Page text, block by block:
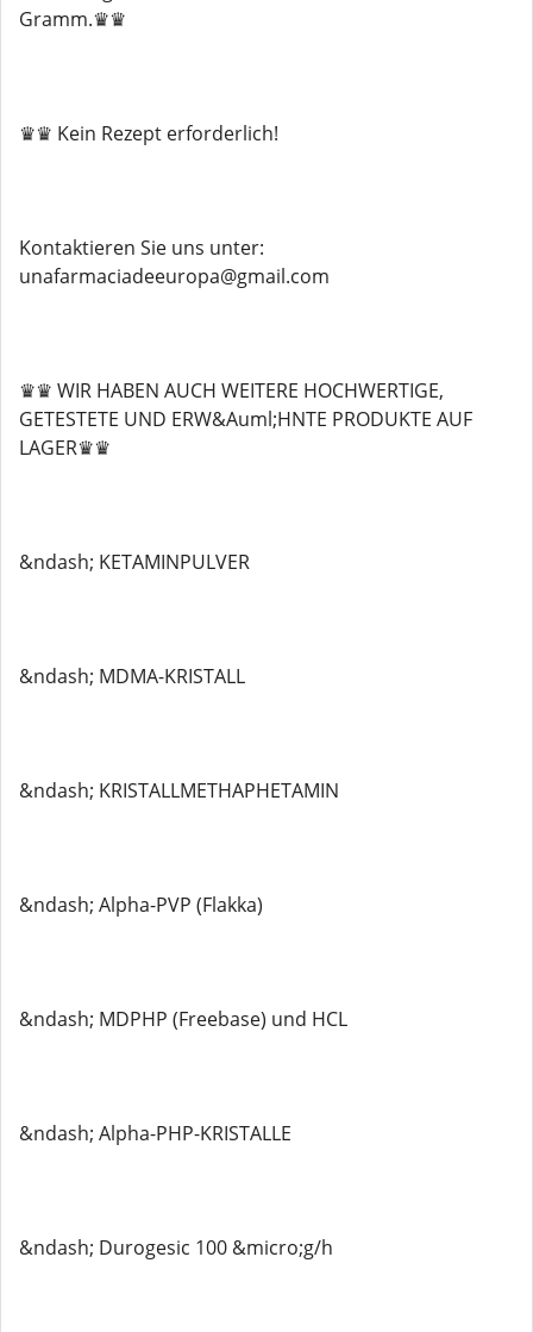
Gramm.♛♛
♛♛ Kein Rezept erforderlich!
Kontaktieren Sie uns unter:
unafarmaciadeeuropa@gmail.com
♛♛ WIR HABEN AUCH WEITERE HOCHWERTIGE,
GETESTETE UND ERW&Auml;HNTE PRODUKTE AUF
LAGER♛♛
&ndash; KETAMINPULVER
&ndash; MDMA-KRISTALL
&ndash; KRISTALLMETHAPHETAMIN
&ndash; Alpha-PVP (Flakka)
&ndash; MDPHP (Freebase) und HCL
&ndash; Alpha-PHP-KRISTALLE
&ndash; Durogesic 100 &micro;g/h